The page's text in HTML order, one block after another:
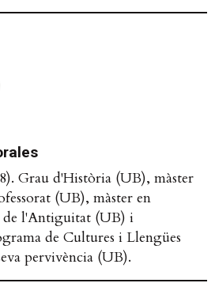
Grau d'Història (UB), màster
(UB), màster en
de l'Antiguitat (UB) i
de Cultures i Llengües
pervivència (UB).